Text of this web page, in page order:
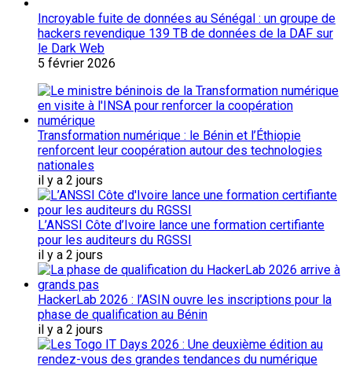
Incroyable fuite de données au Sénégal : un groupe de
hackers revendique 139 TB de données de la DAF sur
le Dark Web
5 février 2026
Transformation numérique : le Bénin et l’Éthiopie
renforcent leur coopération autour des technologies
nationales
il y a 2 jours
L’ANSSI Côte d’Ivoire lance une formation certifiante
pour les auditeurs du RGSSI
il y a 2 jours
HackerLab 2026 : l’ASIN ouvre les inscriptions pour la
phase de qualification au Bénin
il y a 2 jours